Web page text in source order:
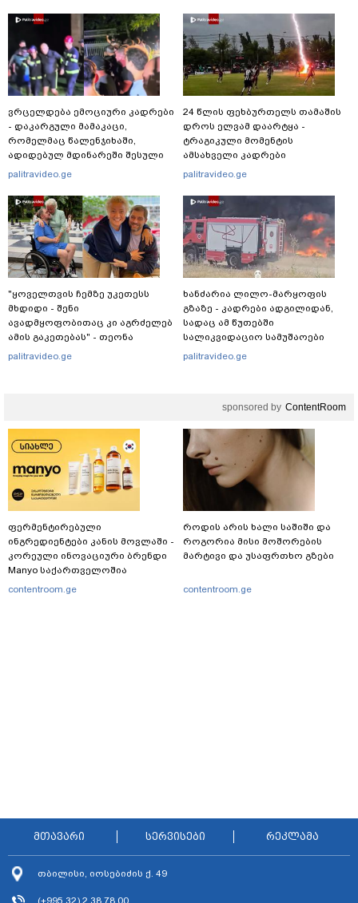
ვრცელდება ემოციური კადრები
- დაკარგული მამაკაცი,
რომელმაც წალენჯიხაში,
ადიდებულ მდინარეში შესული
დედა-შვილი გადაარჩინა,
მისი ვინაობა
palitravideo.ge
"ყოველთვის ჩემზე უკეთესს
მხდიდი - შენი
ავადმყოფობითაც კი აგრძელებ
ამის გაკეთებას" - თეონა
კონტრიძე მეუღლეს ემოციურ
palitravideo.ge
24 წლის ფეხბურთელს თამაშის
დროს ელვამ დაარტყა -
ტრაგიკული მომენტის
ამსახველი კადრები
ტაილანდიდან მედიაში
palitravideo.ge
ხანძარია ლილო-მარყოფის
გზაზე - კადრები ადგილიდან,
სადაც ამ წუთებში
სალიკვიდაციო სამუშაოები
მიმდინარეობს
palitravideo.ge
sponsored by ContentRoom
ფერმენტირებული
ინგრედიენტები კანის მოვლაში -
კორეული ინოვაციური ბრენდი
Manyo საქართველოშია
contentroom.ge
როდის არის ხალი საშიში და
როგორია მისი მოშორების
მარტივი და უსაფრთხო გზები
contentroom.ge
მთავარი სერვისები რეკლამა
თბილისი, იოსებიძის ქ. 49